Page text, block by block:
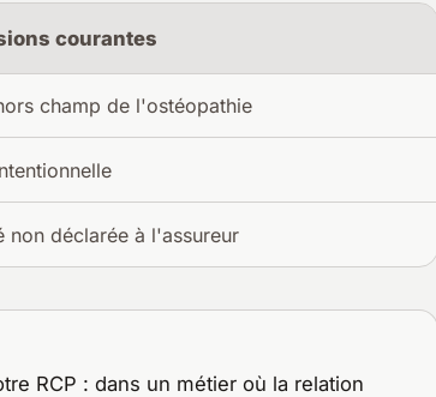
courantes
champ de l'ostéopathie
non déclarée à l'assureur
RCP : dans un métier où la relation